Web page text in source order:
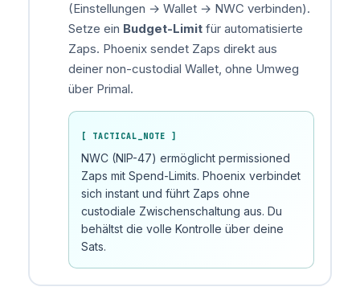
(Einstellungen → Wallet → NWC verbinden).
Setze ein Budget-Limit für automatisierte
Zaps. Phoenix sendet Zaps direkt aus
deiner non-custodial Wallet, ohne Umweg
über Primal.
[ TACTICAL_NOTE ]
NWC (NIP-47) ermöglicht permissioned
Zaps mit Spend-Limits. Phoenix verbindet
sich instant und führt Zaps ohne
custodiale Zwischenschaltung aus. Du
behältst die volle Kontrolle über deine
Sats.